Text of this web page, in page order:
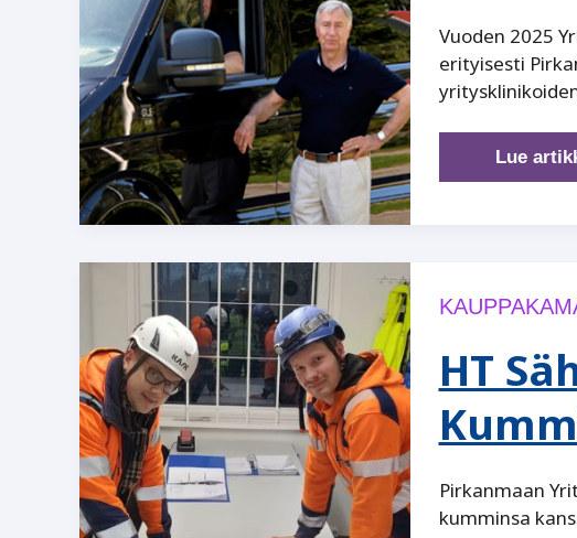
Vuoden 2025
erityisesti
”Olen
saanut
minun
antaa”
Lue
HT
Pirkanmaan
kumminsa